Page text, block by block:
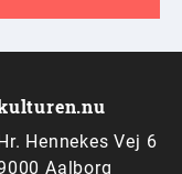
Hr. Hennekes Vej 6
Aalborg